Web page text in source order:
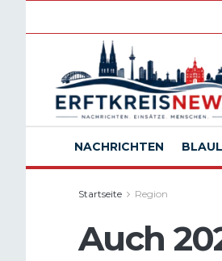
NACHRICHTEN
Startseite Region
Auch